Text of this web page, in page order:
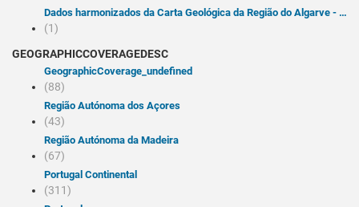
Dados harmonizados da Carta Geológica da Região do Algarve - Folha do Barlavento (Serviço de descarregamento WFS INSPIRE 2.0) Harmonised Geological Map Data of Algarve Region, scale 1:100 000 - West Sheet (INSPIRE download service WFS 2.0) 2023-10-23 creation 2025-03-18 publication Serviço de descarregamento INSPIRE dos dados harmonizados da Carta Geológica da Região do Algarve à escala 1:100 000, constituído apenas pela folha do Barlavento. Os níveis de informação disponibilizados são as Unidades Geológicas, classificadas segundo as litologias e idades dos vocabulários INSPIRE. INSPIRE download service providing Portugal onshore bedrock geological data at 1:100 000 scale. Layers depicting Geologic Units classified according to ages and lithologies from INSPIRE vocabularies are available. Cumprimento da Diretiva INSPIRE. Laboratório Nacional de Energia e Geologia, I.P. Unidade de Informação Geocientífica Laboratório Nacional de Energia e Geologia, I.P. National Laboratory of Energy and Geology, P.I. (+351) 210 924 600 (+351) 217 163 806 Estrada da Portela-Bairro do Zambujal-Alfragide Amadora 2610-999 Portugal geoportal@lneg.pt pointOfContact notPlanned INSPIRECORE Options 2019-01-01 publication infoFeatureAccessService ISO - 19119 geographic services taxonomy 2010-01-19 publication LNEG Carta Geológica Geologia WFS Inspire Feature Download SNIG Geologia Harmonizada Harmonised Geology GE LGM Portugal Algarve Barlavento Faro place InfoFeatureAccessService ISO 19119 service taxonomy 2013-01-01 publication otherRestrictions Acesso público sem restrições otherRestrictions acesso e uso sem condições download true -9.22 -7.00 36.95 37.50 true PT15 tight GetCapabilities XML https://inspire.lneg.pt/arcgis/rest/services/CartografiaGeologica/CGP100k/MapServer/exts/InspireFeatureDownload/service?request=GetCapabilities&service=WFS
(1)
GEOGRAPHICCOVERAGEDESC
geographicCoverage_undefined
(88)
Região Autónoma dos Açores
(43)
Região Autónoma da Madeira
(67)
Portugal Continental
(311)